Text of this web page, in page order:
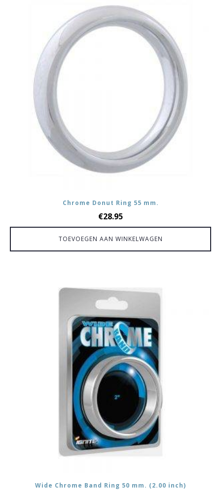
Chrome Donut Ring 55 mm.
€28.95
TOEVOEGEN AAN WINKELWAGEN
Wide Chrome Band Ring 50 mm. (2.00 inch)